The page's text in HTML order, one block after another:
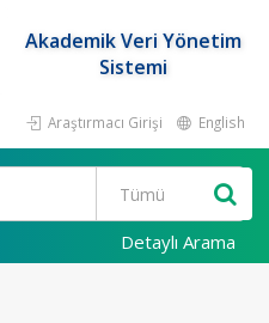
Akademik Veri Yönetim
Sistemi
Araştırmacı Girişi English
Detaylı Arama